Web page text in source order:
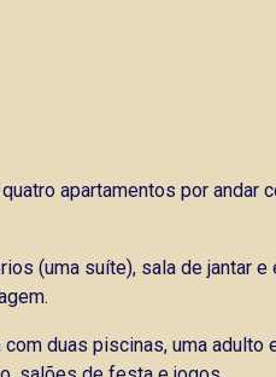
apartamentos por andar
(uma suíte), sala de jantar e
duas piscinas, uma adulto